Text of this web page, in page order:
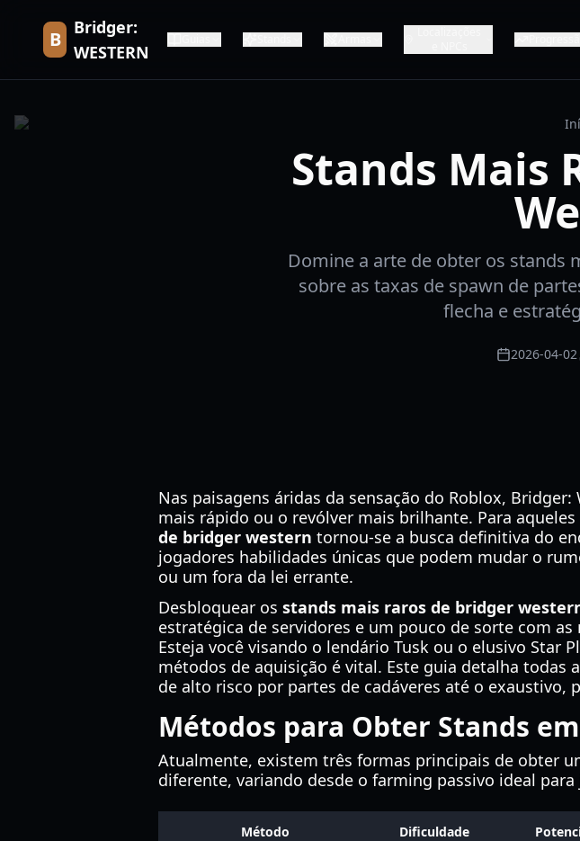
B
Bridger:
WESTERN
Stands Mais
Domine a arte de obter os stands
sobre as taxas de spawn de
flecha e
2026-04-02
Nas paisagens áridas da sensação do Roblox,
mais rápido ou o revólver mais brilhante. Para
de bridger western tornou-se a busca definitiva do
jogadores habilidades únicas que podem mudar o
ou um fora da lei errante.
Desbloquear os stands mais raros de bridger
estratégica de servidores e um pouco de sorte com
Esteja você visando o lendário Tusk ou o elusivo Star
métodos de aquisição é vital. Este guia detalha
de alto risco por partes de cadáveres até o exaustivo,
Métodos para Obter Stands
Atualmente, existem três formas principais de obter
diferente, variando desde o farming passivo ideal
Método Dificuldade